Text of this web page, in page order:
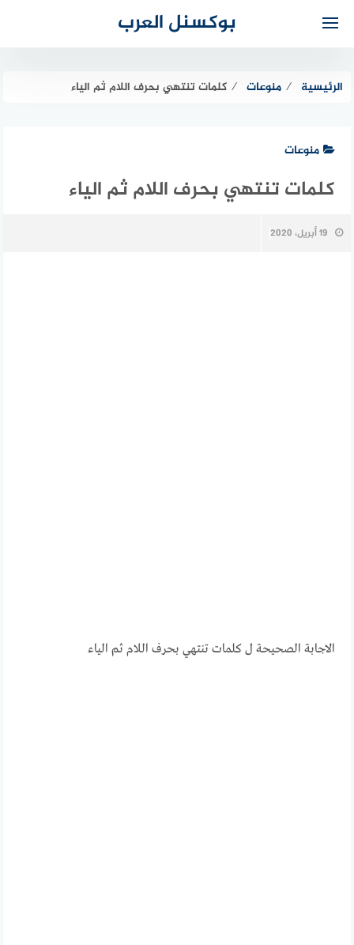
بوكسنل العرب
الرئيسية ⁄ منوعات ⁄ كلمات تنتهي بحرف اللام ثم الياء
منوعات
كلمات تنتهي بحرف اللام ثم الياء
19 أبريل، 2020
الاجابة الصحيحة ل كلمات تنتهي بحرف اللام ثم الياء